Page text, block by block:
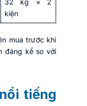
kiện
mua trước khi
đáng kể so với
tiếng